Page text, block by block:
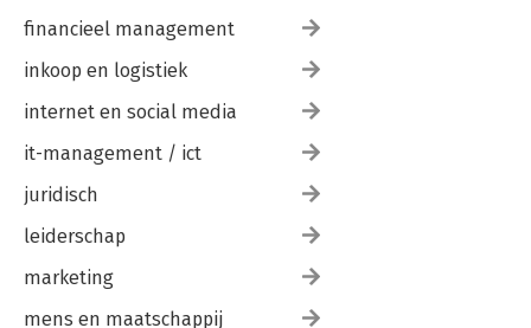
financieel management
inkoop en logistiek
internet en social media
it-management / ict
juridisch
leiderschap
marketing
mens en maatschappij